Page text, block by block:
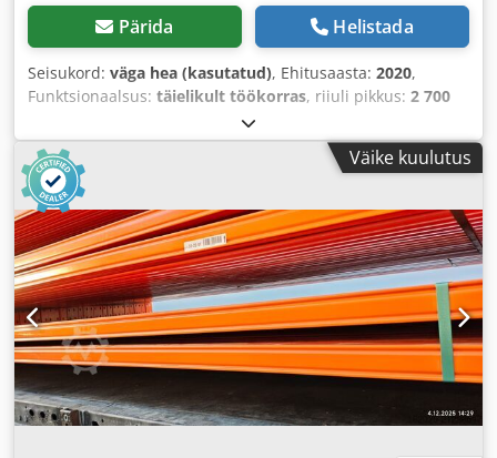
Pärida Helistada
Seisukord: väga hea (kasutatud), Ehitusaasta: 2020,
Funktsionaalsus: täielikult töökorras, riiuli pikkus: 2 700
, raami kõrgus:
Väike kuulutus